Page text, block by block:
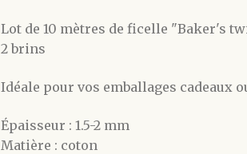
Lot de 10 mètres de ficelle "Baker's
2 brins
Idéale pour vos emballages cadeaux
Épaisseur : 1.5-2 mm
Matière : coton